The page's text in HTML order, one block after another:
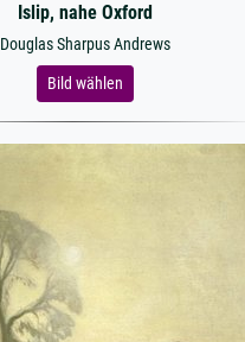
Islip, nahe Oxford
Douglas Sharpus Andrews
Bild wählen